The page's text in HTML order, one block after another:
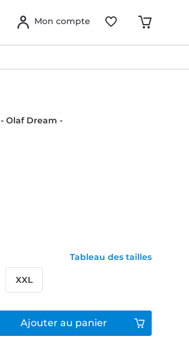
Mon compte
Olaf Dream -
Tableau des tailles
XXL
Ajouter au panier